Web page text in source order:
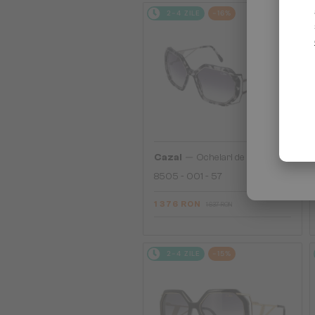
2-4 ZILE -16%
Cazal
Ochelari de soare
8505 - 001 - 57
1 376 RON
2-4 ZILE -15%